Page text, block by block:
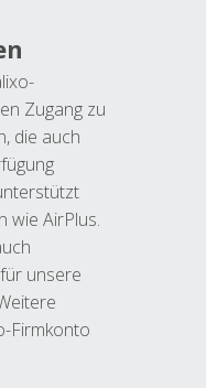
Zugang zu
die auch
wie AirPlus.
unsere
Firmkonto